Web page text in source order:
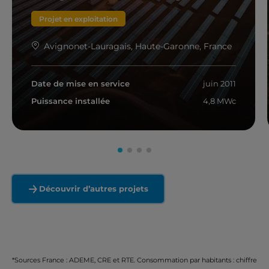
Projet en exploitation
Avignonet-Lauragais, Haute-Garonne, France
Date de mise en service
juin 2011
Puissance installée
4,8 MWc
En savoir plus
Découvrir d’autres projets
*Sources France : ADEME, CRE et RTE. Consommation par habitants : chiffre